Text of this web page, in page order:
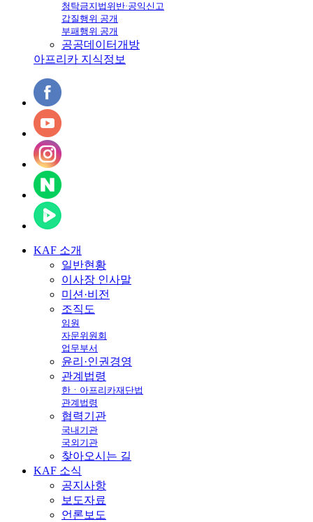
청탁금지법위반·공익신고
갑질행위 공개
부패행위 공개
공공데이터개방
아프리카 지식정보
KAF 소개
일반현황
이사장 인사말
미션·비전
조직도
임원
자문위원회
업무부서
윤리·인권경영
관계법령
한ㆍ아프리카재단법
관계법령
협력기관
국내기관
국외기관
찾아오시는 길
KAF 소식
공지사항
보도자료
언론보도